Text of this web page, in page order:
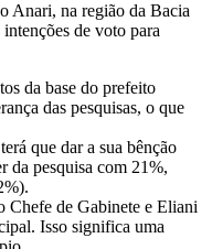
Anari, na região da Bacia
de voto para
da base do prefeito
das pesquisas, o que
que dar a sua bênção
da pesquisa com 21%,
Chefe de Gabinete e Eliani
Isso significa uma